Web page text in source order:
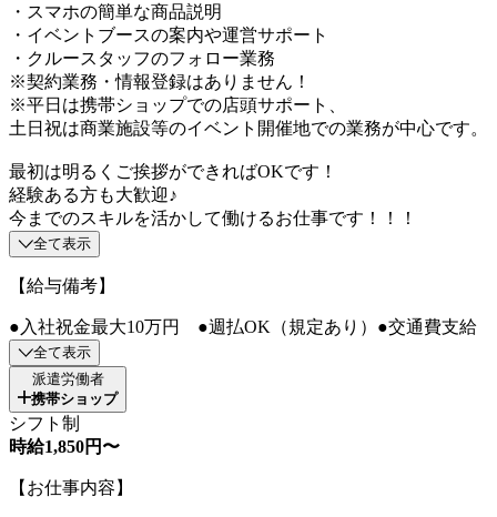
・スマホの簡単な商品説明
・イベントブースの案内や運営サポート
・クルースタッフのフォロー業務
※契約業務・情報登録はありません！
※平日は携帯ショップでの店頭サポート、
土日祝は商業施設等のイベント開催地での業務が中心です。
最初は明るくご挨拶ができればOKです！
経験ある方も大歓迎♪
今までのスキルを活かして働けるお仕事です！！！
全て表示
【給与備考】
●入社祝金最大10万円 ●週払OK（規定あり）●交通費支給
全て表示
派遣労働者
携帯ショップ
シフト制
時給1,850円〜
【お仕事内容】